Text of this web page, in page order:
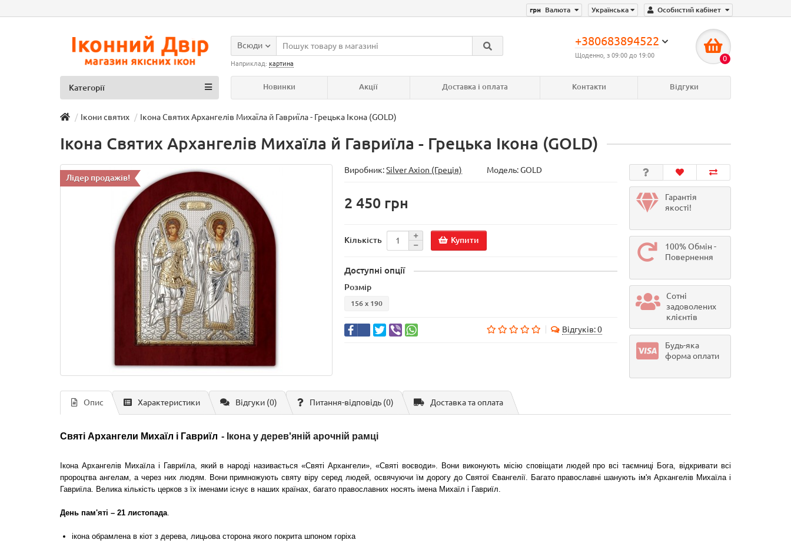
Особистий кабінет
Українська
грн Валюта
+380683894522
Щоденно, з 09:00 до 19:00 0
Всюди
Наприклад: картина
Новинки Акції Доставка і оплата Контакти Відгуки
Категорії
Ікони святих Ікона Святих Архангелів Михаїла й Гавриїла - Грецька Ікона (GOLD)
Ікона Святих Архангелів Михаїла й Гавриїла - Грецька Ікона (GOLD)
Лідер продажів!
Виробник:Silver Axion (Греція) Модель:GOLD
2 450 грн
Кількість Купити
Доступні опції
Розмір
156 х 190
Відгуків: 0
Гарантія
якості!
100% Обмін -
Повернення
Сотні
задоволених
клієнтів
Будь-яка
форма оплати
Опис Характеристики Відгуки (0) Питання-відповідь (0) Доставка та оплата
Святі Архангели Михаїл і Гавриїл - Ікона у дерев'яній арочній рамці
Ікона Архангелів Михаїла і Гавриїла, який в народі називається «Святі Архангели», «Святі воєводи». Вони виконують місію сповіщати людей про всі таємниці Бога, відкривати всі
пророцтва ангелам, а через них людям. Вони примножують святу віру серед людей, освячуючи їм дорогу до Святої Євангелії. Багато православні шанують ім'я Архангелів Михаїла і
Гавриїла. Велика кількість церков з їх іменами існує в наших країнах, багато православних носять імена Михаїл і Гавриїл.
День пам'яті – 21 листопада.
ікона обрамлена в кіот з дерева, лицьова сторона якого покрита шпоном горіха